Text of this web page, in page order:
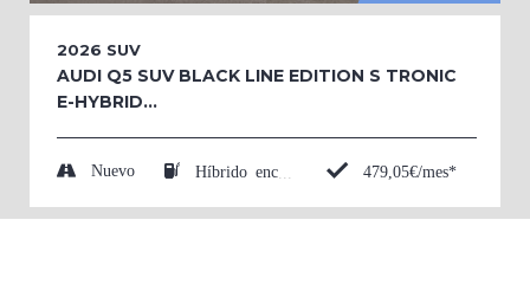
2026 SUV
AUDI Q5 SUV BLACK LINE EDITION S TRONIC
E-HYBRID...
Nuevo 479,05€/mes*